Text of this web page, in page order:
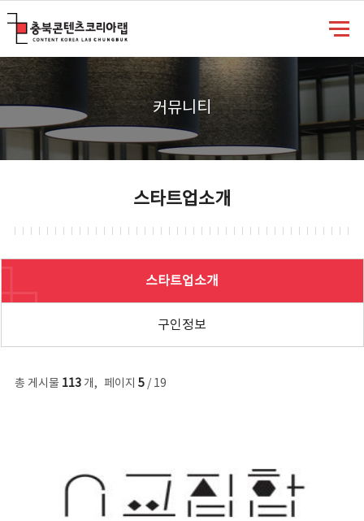
커뮤니티
스타트업소개
스타트업소개
구인정보
총 게시물 113개, 페이지 5/ 19